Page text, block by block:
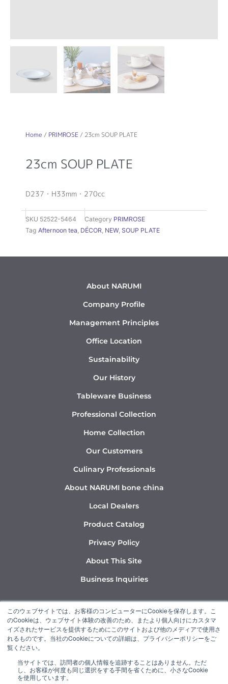
このウェブサイトでは、お客様のコンピューターにCookieを保存します。こ
のCookieは、ウェブサイト体験の改善のため、またより個人向けにカスタマ
イズされたサービスを提供するためにこのサイトおよび他のメディアで使用さ
れるものです。当社のCookieについての詳細は、プライバシーポリシーをご
覧ください。
当サイトでは、訪問者の個人情報を追跡することはありません。ただ
し、お客様が何度も同じ選択をする手間を省くために、小さなCookie
を使用しています。
Home / PRIMROSE / 23cm SOUP PLATE
23cm SOUP PLATE
D237・H33mm・270cc
SKU 52522-5464 Category PRIMROSE
Tag Afternoon tea DÉCOR NEW, SOUP PLATE
About NARUMI
Company Profile
Management Principles
Office Location
Sustainability
Our History
Tableware Business
Professional Collection
Home Collection
Our Customers
Culinary Professionals
About NARUMI bone china
Local Dealers
Product Catalog
Privacy Policy
About This Site
Business Inquiries
Y
o
u
t
b
I
n
s
t
g
L
i
n
k
d
“NARUMI” is a member of the Ishizuka Glass Group.